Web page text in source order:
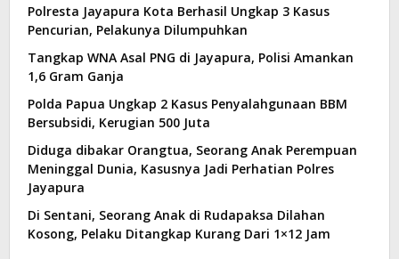
Polresta Jayapura Kota Berhasil Ungkap 3 Kasus
Pencurian, Pelakunya Dilumpuhkan
Tangkap WNA Asal PNG di Jayapura, Polisi Amankan
1,6 Gram Ganja
Polda Papua Ungkap 2 Kasus Penyalahgunaan BBM
Bersubsidi, Kerugian 500 Juta
Diduga dibakar Orangtua, Seorang Anak Perempuan
Meninggal Dunia, Kasusnya Jadi Perhatian Polres
Jayapura
Di Sentani, Seorang Anak di Rudapaksa Dilahan
Kosong, Pelaku Ditangkap Kurang Dari 1×12 Jam